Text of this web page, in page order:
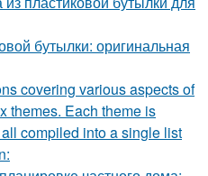
бутылки: оригинальная
covering various aspects of
themes. Each theme is
compiled into a single list